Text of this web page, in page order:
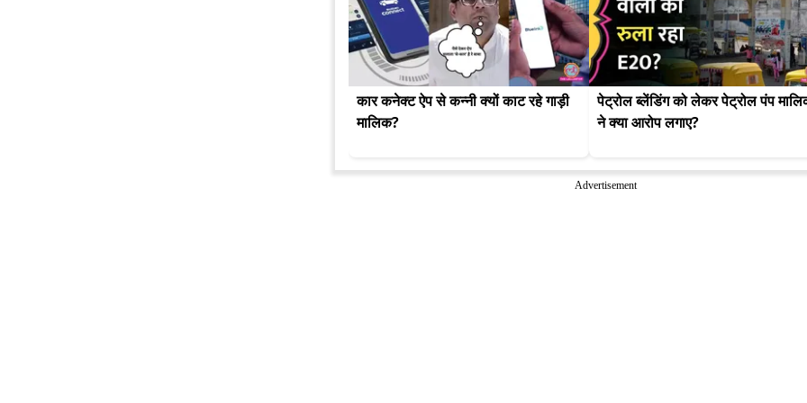
कार कनेक्ट ऐप से कन्नी क्यों काट रहे गाड़ी
मालिक?
पेट्रोल ब्लेंडिंग को लेकर पेट्रोल पंप
ने क्या आरोप लगाए?
Advertisement